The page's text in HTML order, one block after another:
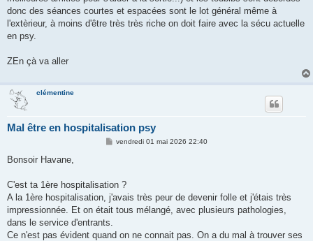
donc des séances courtes et espacées sont le lot général même à
l'extèrieur, à moins d'être très très riche on doit faire avec la sécu actuelle
en psy.
ZEn çà va aller
clémentine
Mal être en hospitalisation psy
M
g
vendredi 01 mai 2026 22:40
Bonsoir Havane,
C'est ta 1ère hospitalisation ?
A la 1ère hospitalisation, j'avais très peur de devenir folle et j'étais très
impressionnée. Et on était tous mélangé, avec plusieurs pathologies,
dans le service d'entrants.
Ce n'est pas évident quand on ne connait pas. On a du mal à trouver ses